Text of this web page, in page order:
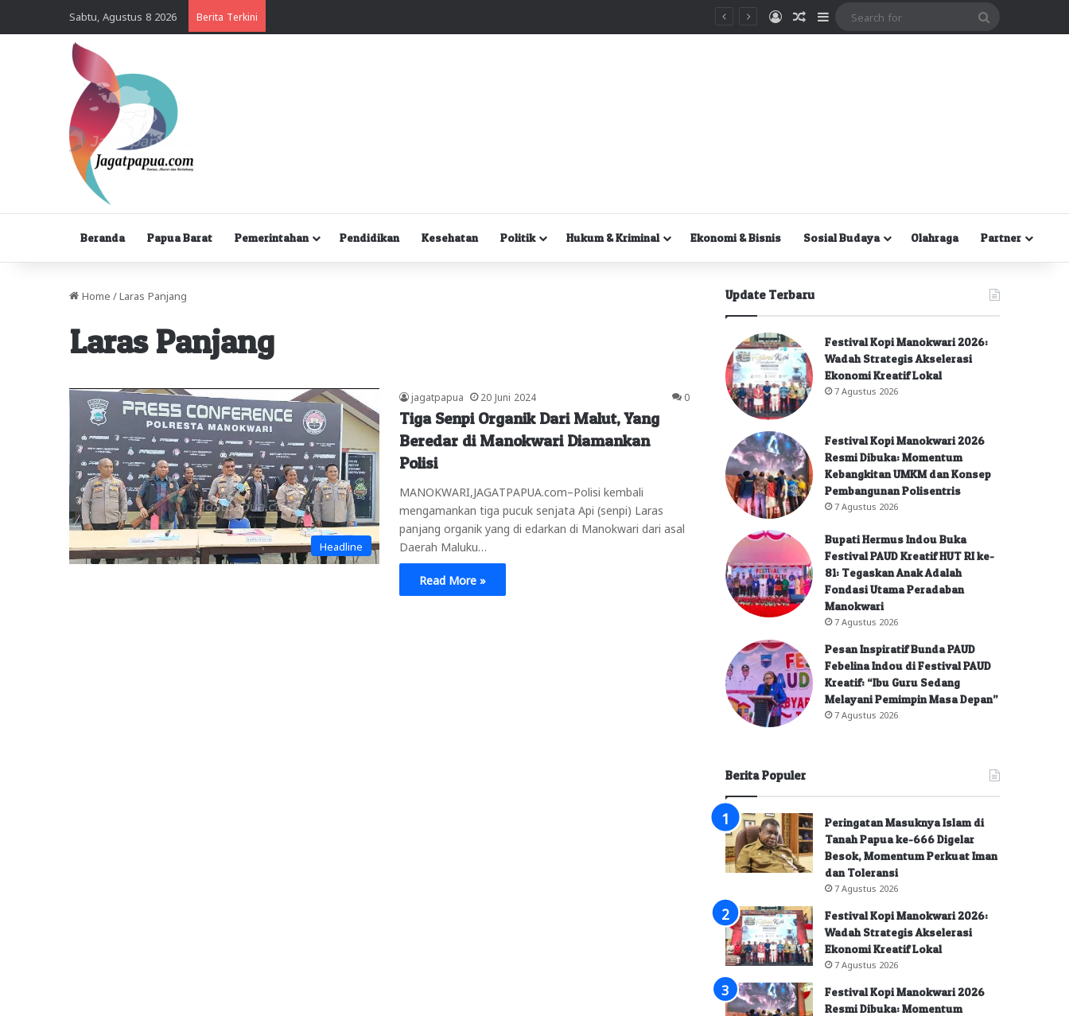
Sabtu, Agustus 8 2026 Berita Terkini MasukRandom Article
Sidebar
Beranda Papua Barat Pemerintahan Pendidikan Kesehatan Politik Hukum & Kriminal Ekonomi & Bisnis Sosial Budaya Olahraga Partner
Home / Laras Panjang
Laras Panjang
Headline
jagatpapua 20 Juni 2024 0
Tiga Senpi Organik Dari Malut, Yang
Beredar di Manokwari Diamankan
Polisi
MANOKWARI,JAGATPAPUA.com–Polisi kembali
mengamankan tiga pucuk senjata Api (senpi) Laras
panjang organik yang di edarkan di Manokwari dari asal
Daerah Maluku…
Read More »
Update Terbaru
Festival Kopi Manokwari 2026:
Wadah Strategis Akselerasi
Ekonomi Kreatif Lokal
7 Agustus 2026
Festival Kopi Manokwari 2026
Resmi Dibuka: Momentum
Kebangkitan UMKM dan Konsep
Pembangunan Polisentris
7 Agustus 2026
Bupati Hermus Indou Buka
Festival PAUD Kreatif HUT RI ke-
81: Tegaskan Anak Adalah
Fondasi Utama Peradaban
Manokwari
7 Agustus 2026
Pesan Inspiratif Bunda PAUD
Febelina Indou di Festival PAUD
Kreatif: “Ibu Guru Sedang
Melayani Pemimpin Masa Depan”
7 Agustus 2026
Berita Populer
Peringatan Masuknya Islam di
Tanah Papua ke-666 Digelar
Besok, Momentum Perkuat Iman
dan Toleransi
7 Agustus 2026
Festival Kopi Manokwari 2026:
Wadah Strategis Akselerasi
Ekonomi Kreatif Lokal
7 Agustus 2026
Festival Kopi Manokwari 2026
Resmi Dibuka: Momentum